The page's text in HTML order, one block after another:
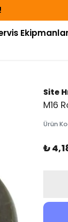
Site
M16
Ürün
₺